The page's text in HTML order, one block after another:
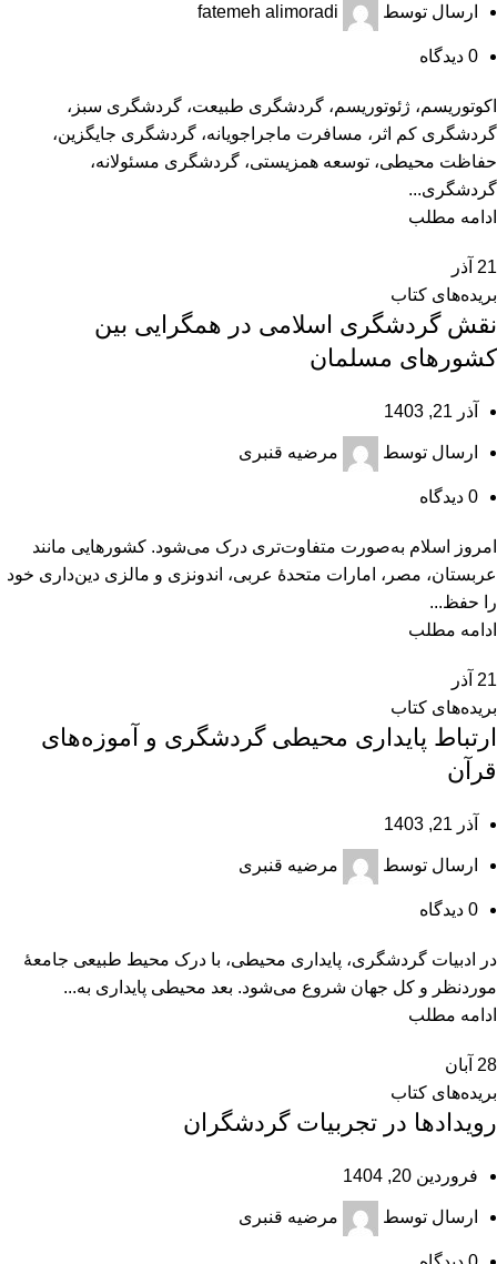
ارسال توسط fatemeh alimoradi
0 دیدگاه
اکوتوریسم، ژئوتوریسم، گردشگری طبیعت، گردشگری سبز،
گردشگری کم اثر، مسافرت ماجراجویانه، گردشگری جایگزین،
حفاظت محیطی، توسعه همزیستی، گردشگری مسئولانه،
گردشگری...
ادامه مطلب
21 آذر
بریده‌های کتاب
نقش گردشگری اسلامی در همگرایی بین
کشورهای مسلمان
آذر 21, 1403
ارسال توسط مرضیه قنبری
0 دیدگاه
امروز اسلام به‌صورت متفاوت‌تری درک می‌شود. کشورهایی مانند
عربستان، مصر، امارات متحدۀ عربی، اندونزی و مالزی دین‌داری خود
را حفظ...
ادامه مطلب
21 آذر
بریده‌های کتاب
ارتباط پایداری محیطی گردشگری و آموزه‌های
قرآن
آذر 21, 1403
ارسال توسط مرضیه قنبری
0 دیدگاه
در ادبیات گردشگری، پایداری محیطی، با درک محیط طبیعی جامعۀ
موردنظر و کل جهان شروع می‌شود. بعد محیطی پایداری به...
ادامه مطلب
28 آبان
بریده‌های کتاب
رویدادها در تجربیات گردشگران
فروردین 20, 1404
ارسال توسط مرضیه قنبری